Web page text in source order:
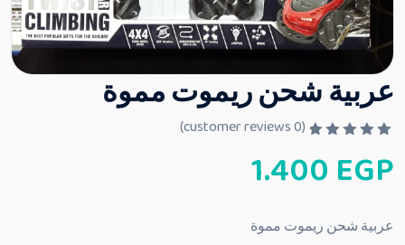
عربية شحن ريموت مموة
م
ا
ي
(
0
1.400 EGP
عربية شحن ريموت مموة